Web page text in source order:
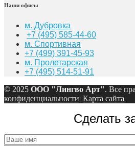
Наши офисы
м. Дубровка
+7 (495) 585-44-60
м. Спортивная
+7 (499) 391-45-93
м. Пролетарская
+7 (495) 514-51-91
© 2025 ООО "Лингво Арт". Все
конфиденциальности| Карта сайта
Сделать